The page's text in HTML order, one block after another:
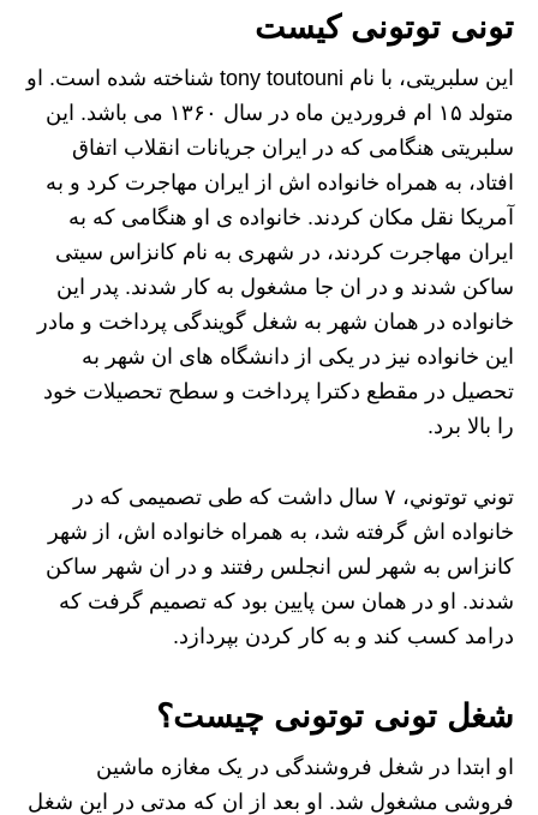
تونی توتونی کیست
این سلبریتی، با نام tony toutouni شناخته شده است‌. او
متولد ۱۵ ام فروردین ماه در سال ۱۳۶۰ می باشد. این
سلبریتی هنگامی که در ایران جریانات انقلاب اتفاق
افتاد، به همراه خانواده اش از ایران مهاجرت کرد و به
آمریکا نقل مکان کردند. خانواده ی او هنگامی که به
ایران مهاجرت کردند، در شهری به نام کانزاس سیتی
ساکن شدند و در ان جا مشغول به کار شدند. پدر این
خانواده در همان شهر به شغل گویندگی پرداخت و مادر
این خانواده نیز در یکی از دانشگاه های ان شهر به
تحصیل در مقطع دکترا پرداخت و سطح تحصیلات خود
را بالا برد.
توني توتوني، ۷ سال داشت که طی تصمیمی که در
خانواده اش گرفته شد، به همراه خانواده اش، از شهر
کانزاس به شهر لس انجلس رفتند و در ان شهر ساکن
شدند. او در همان سن پایین بود که تصمیم گرفت که
درامد کسب کند و به کار کردن بپردازد.
شغل تونی توتونی چیست؟
او ابتدا در شغل فروشندگی در یک مغازه ماشین
فروشی مشغول شد. او بعد از ان که مدتی در این شغل